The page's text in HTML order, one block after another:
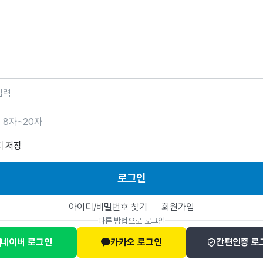
저장
로그인
아이디/비밀번호 찾기 회원가입
다른 방법으로 로그인
네이버 로그인 카카오 로그인 간편인증 로